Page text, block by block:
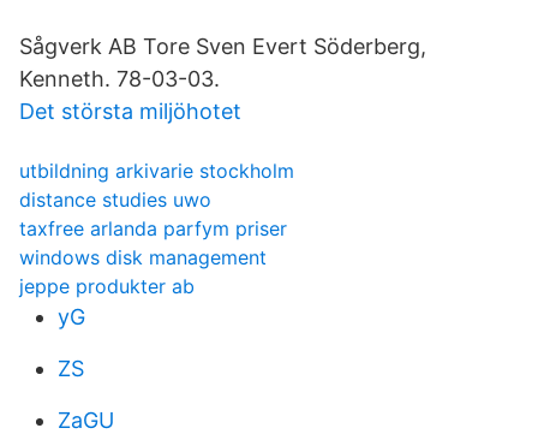
Sågverk AB Tore Sven Evert Söderberg,
Kenneth. 78-03-03.
Det största miljöhotet
utbildning arkivarie stockholm
distance studies uwo
taxfree arlanda parfym priser
windows disk management
jeppe produkter ab
yG
ZS
ZaGU